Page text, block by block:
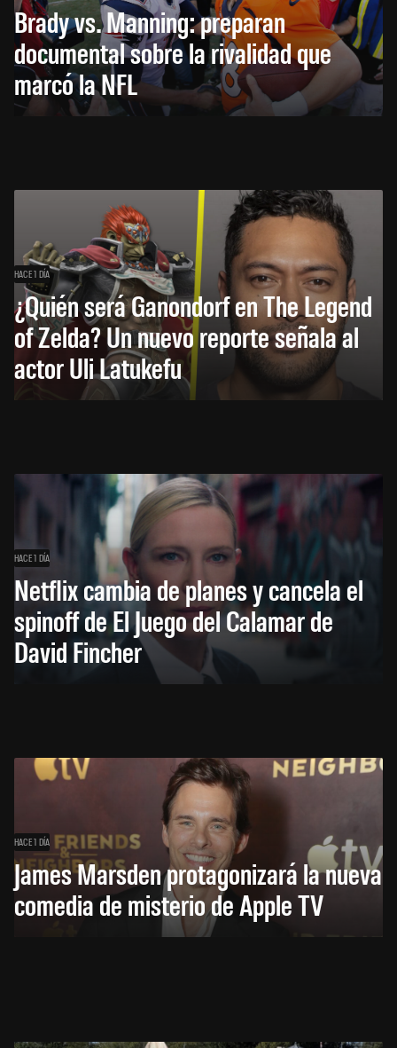
Brady vs. Manning: preparan
documental sobre la rivalidad que
marcó la NFL
HACE 1 DÍA
¿Quién será Ganondorf en The Legend
of Zelda? Un nuevo reporte señala al
actor Uli Latukefu
HACE 1 DÍA
Netflix cambia de planes y cancela el
spinoff de El Juego del Calamar de
David Fincher
HACE 1 DÍA
James Marsden protagonizará la nueva
comedia de misterio de Apple TV